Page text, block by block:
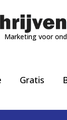
Marketing voor
Gratis